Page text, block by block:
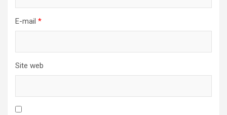
E-mail *
Site web